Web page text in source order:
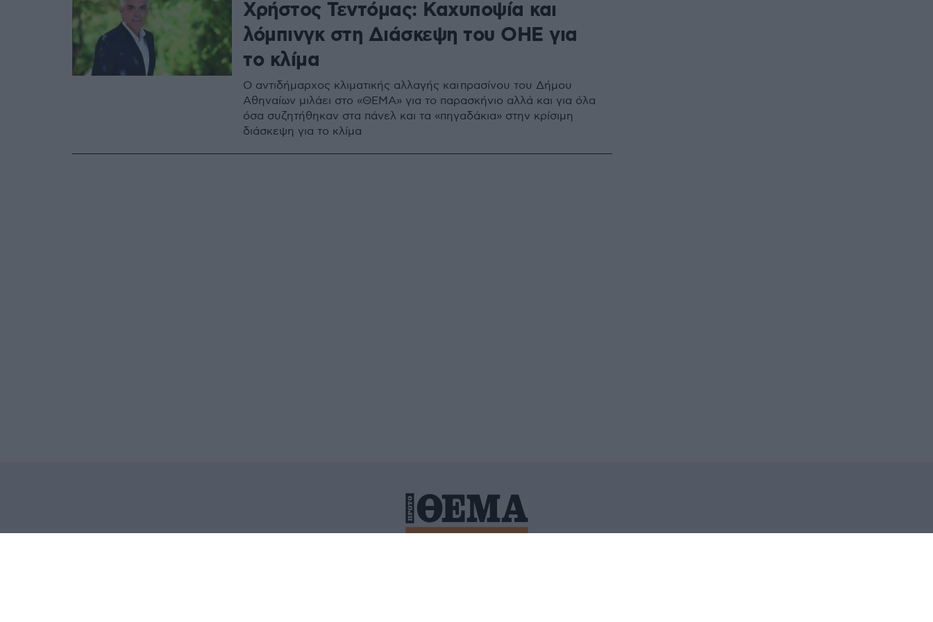
Χρήστος Τεντόμας: Καχυποψία και
λόμπινγκ στη Διάσκεψη του ΟΗΕ για
το κλίμα
Ο αντιδήμαρχος κλιματικής αλλαγής και πρασίνου του Δήμου
Αθηναίων μιλάει στο «ΘΕΜΑ» για το παρασκήνιο αλλά και για όλα
όσα συζητήθηκαν στα πάνελ και τα «πηγαδάκια» στην κρίσιμη
διάσκεψη για το κλίμα